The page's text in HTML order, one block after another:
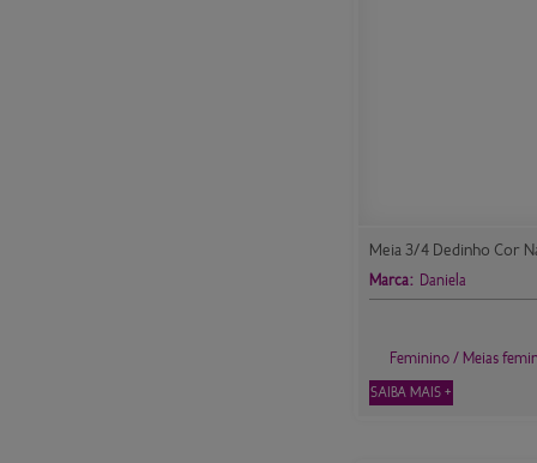
Meia 3/4 Dedinho Cor
Marca: Daniela
Feminino / Meias
SAIBA MAIS +